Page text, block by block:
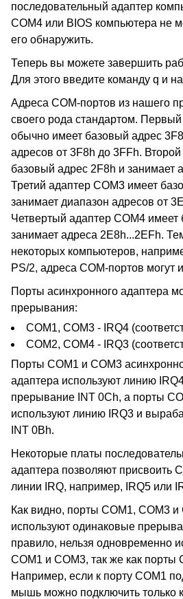
последовательный адаптер
COM4 или BIOS компьютера не
его обнаружить.
Теперь вы можете завершить
Для этого введите команду q и
Адреса COM-портов из нашего
своего рода стандартом.
обычно имеет базовый адрес
адресов от 3F8h до 3FFh.
базовый адрес 2F8h и занимает
Третий адаптер COM3 имеет
занимает диапазон адресов от
Четвертый адаптер COM4
занимает адреса 2E8h...2EFh.
некоторых компьютеров,
PS/2, адреса COM-портов могут
Порты асинхронного адаптера
прерывания:
COM1, COM3 - IRQ4
COM2, COM4 - IRQ3
Порты COM1 и COM3
адаптера используют линию
прерывание INT 0Ch, а порты
используют линию IRQ3 и
INT 0Bh.
Некоторые платы
адаптера позволяют присвоить
линии IRQ, например, IRQ5 или
Как видно, порты COM1, COM3 и
используют одинаковые
правило, нельзя одновременно
COM1 и COM3, так же как порты
Например, если к порту COM1
мышь можно подключить только